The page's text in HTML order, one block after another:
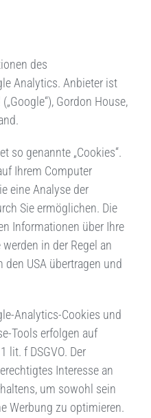
des
Analytics. Anbieter ist
Gordon House,
so genannte „Cookies“.
Ihrem Computer
eine Analyse der
Sie ermöglichen. Die
Informationen über Ihre
in der Regel an
den USA übertragen und
Analytics-Cookies und
Tools erfolgen auf
lit. f DSGVO. Der
Interesse an
um sowohl sein
Werbung zu optimieren.